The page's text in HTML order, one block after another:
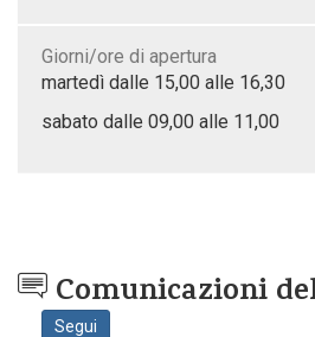
Giorni/ore di apertura
martedì dalle 15,00 alle 16,30
sabato dalle 09,00 alle 11,00
Comunicazioni
Segui